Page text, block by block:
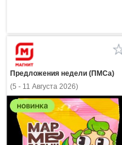
Предложения недели (ПМСа)
(5 - 11 Августа 2026)